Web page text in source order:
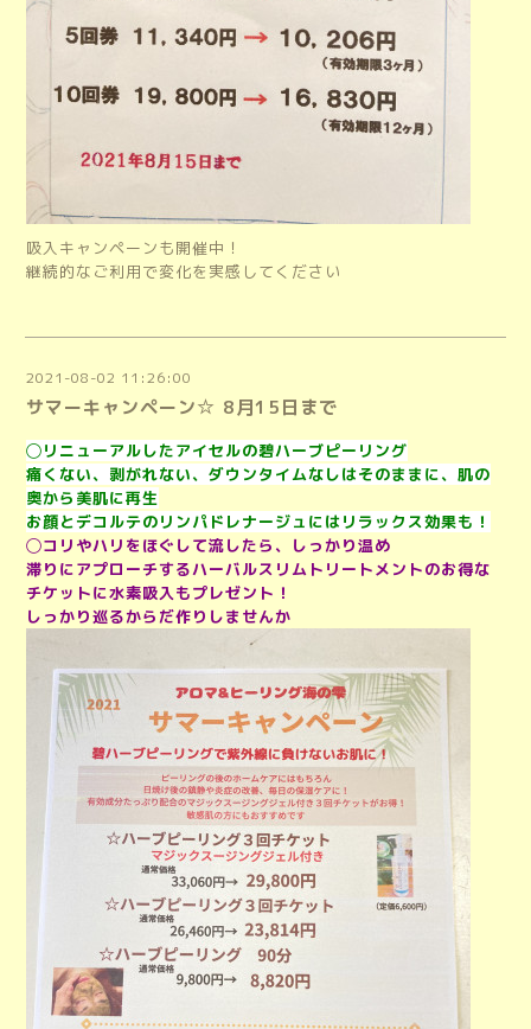
吸入キャンペーンも開催中！
継続的なご利用で変化を実感してください
2021-08-02 11:26:00
サマーキャンペーン☆ 8月15日まで
◯リニューアルしたアイセルの碧ハーブピーリング
痛くない、剥がれない、ダウンタイムなしはそのままに、肌の
奥から美肌に再生
お顔とデコルテのリンパドレナージュにはリラックス効果も！
◯コリやハリをほぐして流したら、しっかり温め
滞りにアプローチするハーバルスリムトリートメントのお得な
チケットに水素吸入もプレゼント！
しっかり巡るからだ作りしませんか